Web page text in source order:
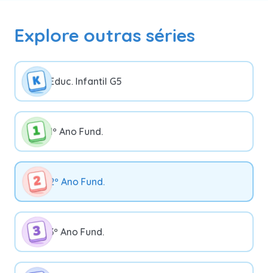
Explore outras séries
Educ. Infantil G5
1º Ano Fund.
2º Ano Fund.
3º Ano Fund.